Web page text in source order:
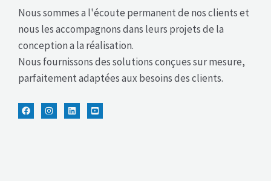
Nous sommes a l'écoute permanent de nos clients et
nous les accompagnons dans leurs projets de la
conception a la réalisation.
Nous fournissons des solutions conçues sur mesure,
parfaitement adaptées aux besoins des clients.